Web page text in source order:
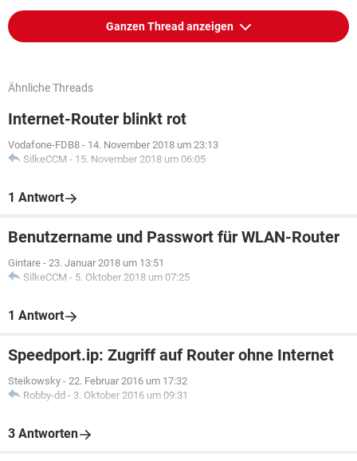
Ganzen Thread anzeigen
Ähnliche Threads
Internet-Router blinkt rot
Vodafone-FDB8 - 14. November 2018 um 23:13
SilkeCCM - 15. November 2018 um 06:05
1 Antwort
Benutzername und Passwort für WLAN-Router
Gintare - 23. Januar 2018 um 13:51
SilkeCCM - 5. Oktober 2018 um 07:25
1 Antwort
Speedport.ip: Zugriff auf Router ohne Internet
Steikowsky - 22. Februar 2016 um 17:32
Robby-dd - 3. Oktober 2016 um 09:31
3 Antworten